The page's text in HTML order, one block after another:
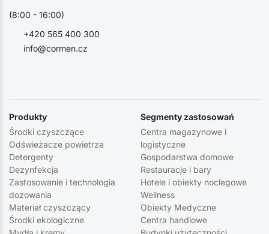
info@cormen.cz
+420 565 400 300
(8:00 - 16:00)
Produkty
Środki czyszczące
Odświeżacze powietrza
Detergenty
Dezynfekcja
Zastosowanie i technologia
dozowania
Materiał czyszczący
Środki ekologiczne
Segmenty zastosowań
Centra magazynowe i
logistyczne
Gospodarstwa domowe
Restauracje i bary
Hotele i obiekty noclegowe
Wellness
Obiekty Medyczne
Centra handlowe